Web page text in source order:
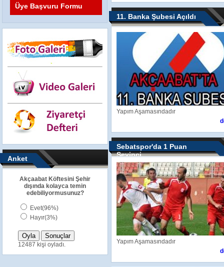
Üye Başvuru Formu
Anket
Akçaabat Köftesini Şehir
dışında kolayca temin
edebiliyormusunuz?
Evet(96%)
Hayır(3%)
12487 kişi oyladı.
11. Banka Şubesi Açıldı
Yapım Aşamasındadır
Sebatspor'da 1 Puan
Sevinci
Yapım Aşamasındadır